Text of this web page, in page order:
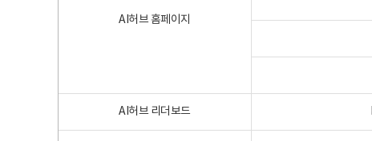
AI허브 홈페이지
AI허브 리더보드